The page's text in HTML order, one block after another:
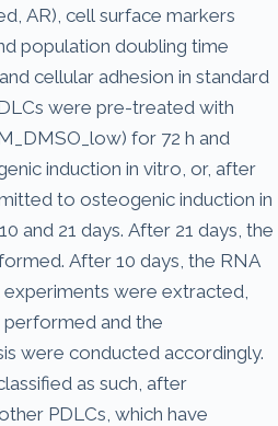
AR), cell surface markers
population doubling time
cellular adhesion in standard
were pre-treated with
for 72 h and
induction in vitro, or, after
to osteogenic induction in
and 21 days. After 21 days, the
After 10 days, the RNA
were extracted,
performed and the
were conducted accordingly.
as such, after
PDLCs, which have